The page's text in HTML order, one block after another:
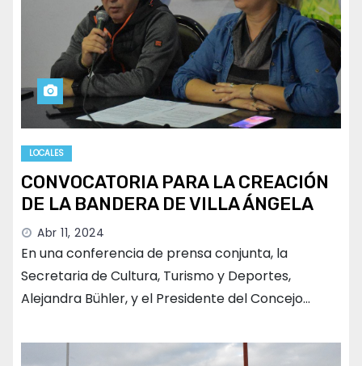
LOCALES
CONVOCATORIA PARA LA CREACIÓN
DE LA BANDERA DE VILLA ÁNGELA
Abr 11, 2024
En una conferencia de prensa conjunta, la
Secretaria de Cultura, Turismo y Deportes,
Alejandra Bühler, y el Presidente del Concejo…